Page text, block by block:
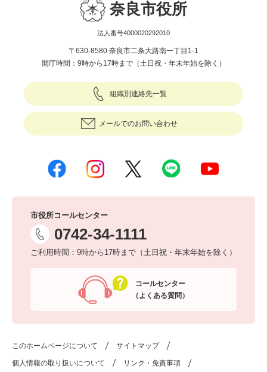
奈良市役所
法人番号4000020292010
〒630-8580 奈良市二条大路南一丁目1-1
開庁時間：9時から17時まで（土日祝・年末年始を除く）
組織別連絡先一覧
メールでのお問い合わせ
市役所コールセンター
0742-34-1111
ご利用時間：9時から17時まで（土日祝・年末年始を除く）
コールセンター
（よくある質問）
このホームページについて サイトマップ
個人情報の取り扱いについて リンク・免責事項